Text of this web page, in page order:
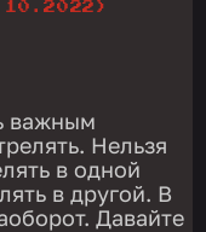
важным
Нельзя
в одной
в другой. В
Давайте